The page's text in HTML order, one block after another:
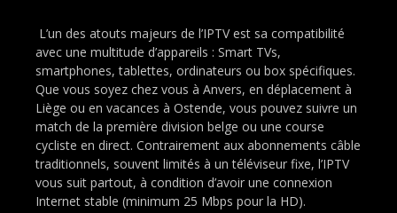
L’un des atouts majeurs de l’IPTV est sa compatibilité
avec une multitude d’appareils : Smart TVs,
smartphones, tablettes, ordinateurs ou box spécifiques.
Que vous soyez chez vous à Anvers, en déplacement à
Liège ou en vacances à Ostende, vous pouvez suivre un
match de la première division belge ou une course
cycliste en direct. Contrairement aux abonnements câble
traditionnels, souvent limités à un téléviseur fixe, l’IPTV
vous suit partout, à condition d’avoir une connexion
Internet stable (minimum 25 Mbps pour la HD).